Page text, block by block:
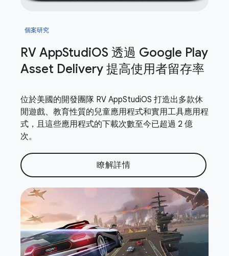
個案研究
RV AppStudiOS 透過 Google Play
Asset Delivery 提高使用者留存率
位於美國的開發團隊 RV AppStudiOS 打造出多款休
閒遊戲、教育性質的兒童應用程式和實用工具應用程
式，且這些應用程式的下載次數至今已超過 2 億
次。
瞭解詳情